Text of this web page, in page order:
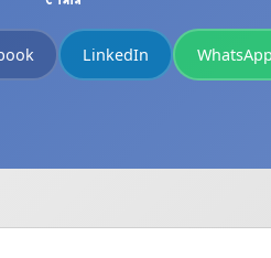
LinkedIn WhatsApp